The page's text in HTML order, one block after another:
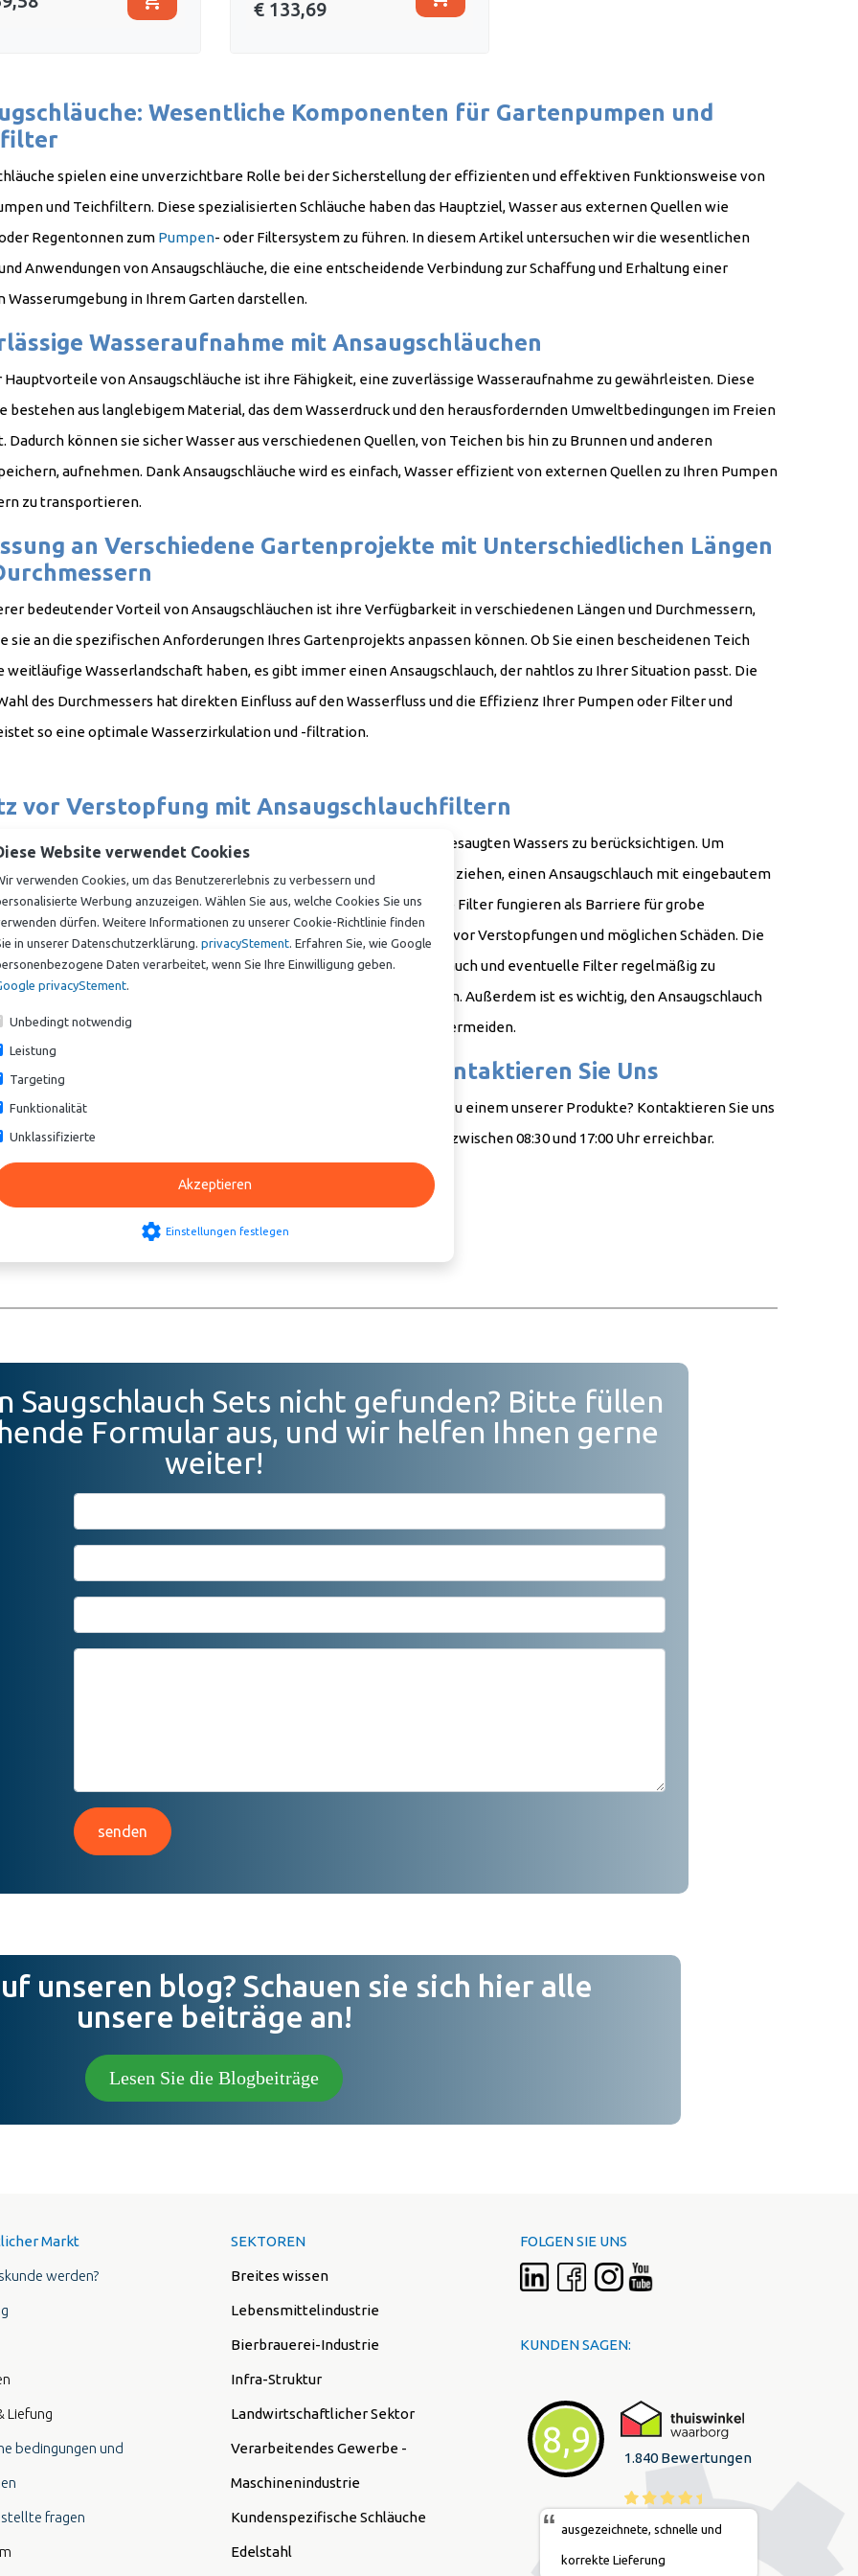
€ 133,69
Wesentliche Komponenten für Gartenpumpen und
spielen eine unverzichtbare Rolle bei der Sicherstellung der effizienten und effektiven Funktionsweise von
und Teichfiltern. Diese spezialisierten Schläuche haben das Hauptziel, Wasser aus externen Quellen wie
Regentonnen zum Pumpen- oder Filtersystem zu führen. In diesem Artikel untersuchen wir die wesentlichen
Anwendungen von Ansaugschläuche, die eine entscheidende Verbindung zur Schaffung und Erhaltung einer
Wasserumgebung in Ihrem Garten darstellen.
Wasseraufnahme mit Ansaugschläuchen
Hauptvorteile von Ansaugschläuche ist ihre Fähigkeit, eine zuverlässige Wasseraufnahme zu gewährleisten. Diese
bestehen aus langlebigem Material, das dem Wasserdruck und den herausfordernden Umweltbedingungen im Freien
Dadurch können sie sicher Wasser aus verschiedenen Quellen, von Teichen bis hin zu Brunnen und anderen
aufnehmen. Dank Ansaugschläuche wird es einfach, Wasser effizient von externen Quellen zu Ihren Pumpen
Filtern zu transportieren.
an Verschiedene Gartenprojekte mit Unterschiedlichen Längen
bedeutender Vorteil von Ansaugschläuchen ist ihre Verfügbarkeit in verschiedenen Längen und Durchmessern,
sie an die spezifischen Anforderungen Ihres Gartenprojekts anpassen können. Ob Sie einen bescheidenen Teich
weitläufige Wasserlandschaft haben, es gibt immer einen Ansaugschlauch, der nahtlos zu Ihrer Situation passt. Die
des Durchmessers hat direkten Einfluss auf den Wasserfluss und die Effizienz Ihrer Pumpen oder Filter und
so eine optimale Wasserzirkulation und -filtration.
vor Verstopfung mit Ansaugschlauchfiltern
von Ansaugschläuchen ist es wichtig, die Qualität des angesaugten Wassers zu berücksichtigen. Um
Ihrer Pumpen oder Filter zu vermeiden, sollten Sie in Betracht ziehen, einen Ansaugschlauch mit eingebautem
einen separaten Filter am Ende des Schlauchs zu verwenden. Diese Filter fungieren als Barriere für grobe
wie Blätter und Äste und schützen so Ihre Pumpen und Filter vor Verstopfungen und möglichen Schäden. Die
Ansaugschläuche ist relativ einfach. Es wird empfohlen, den Schlauch und eventuelle Filter regelmäßig zu
und zu reinigen, um einen optimalen Wasserfluss zu gewährleisten. Außerdem ist es wichtig, den Ansaugschlauch
der Wintermonate ordnungsgemäß zu lagern, um Frostschäden zu vermeiden.
oder Spezifische Produktanfragen? Kontaktieren Sie Uns
nicht gefunden, wonach Sie gesucht haben, oder haben Sie Fragen zu einem unserer Produkte? Kontaktieren Sie uns
Sie uns eine E-Mail an info@nexaparts.nl. Wir sind an Werktagen zwischen 08:30 und 17:00 Uhr erreichbar.
Saugschlauch Sets nicht gefunden? Bitte füllen
Formular aus, und wir helfen Ihnen gerne
weiter!
senden
unseren blog? Schauen sie sich hier alle
unsere beiträge an!
Lesen Sie die Blogbeiträge
Markt
werden?
Liefung
bedingungen und
fragen
SEKTOREN
Breites wissen
Lebensmittelindustrie
Bierbrauerei-Industrie
Infra-Struktur
Landwirtschaftlicher Sektor
Verarbeitendes Gewerbe -
Maschinenindustrie
Kundenspezifische Schläuche
Edelstahl
FOLGEN SIE UNS
KUNDEN SAGEN:
8,9 1.840 Bewertungen
“ ausgezeichnete, schnelle und
korrekte Lieferung
Website verwendet Cookies
verwenden Cookies, um das Benutzererlebnis zu verbessern und
Werbung anzuzeigen. Wählen Sie aus, welche Cookies Sie uns
dürfen. Weitere Informationen zu unserer Cookie-Richtlinie finden
in unserer Datenschutzerklärung. privacyStement . Erfahren Sie, wie Google
Daten verarbeitet, wenn Sie Ihre Einwilligung geben.
privacyStement
Unbedingt notwendig
Leistung
Targeting
Funktionalität
Unklassifizierte
Akzeptieren
settings Einstellungen festlegen